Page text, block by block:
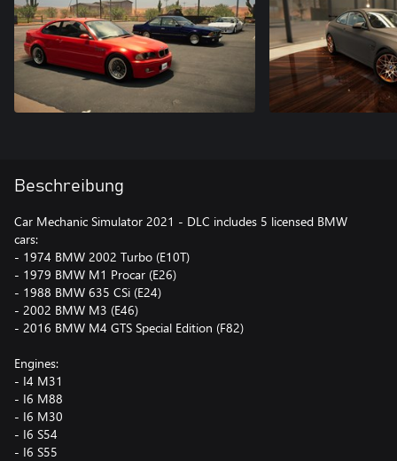
Beschreibung
Car Mechanic Simulator 2021 - DLC includes 5 licensed BMW
cars:
- 1974 BMW 2002 Turbo (E10T)
- 1979 BMW M1 Procar (E26)
- 1988 BMW 635 CSi (E24)
- 2002 BMW M3 (E46)
- 2016 BMW M4 GTS Special Edition (F82)
Engines:
- I4 M31
- I6 M88
- I6 M30
- I6 S54
- I6 S55